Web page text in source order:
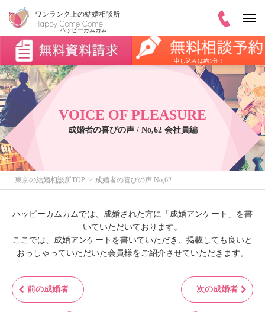
申し込みは約1分！
VOICE OF PLEASURE
成婚者の喜びの声 / No,62 会社員編
東京の結婚相談所TOP 成婚者の喜びの声 No,62
ハッピーカムカムでは、成婚された方に「成婚アンケート」を書
いていただいております。
ここでは、成婚アンケートを書いていただき、掲載しても良いと
おっしゃっていただいた会員様をご紹介させていただきます。
前の成婚者 次の成婚者